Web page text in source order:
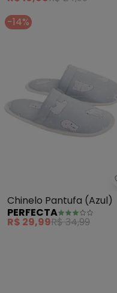
Tecido
-14%
Chinelo Pantufa (Azul)
PERFECTA
R$ 29,99R$ 34,99